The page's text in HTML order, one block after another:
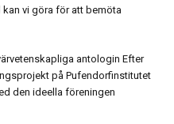
kan vi göra för att bemöta
antologin Efter
på Pufendorfinstitutet
den ideella föreningen